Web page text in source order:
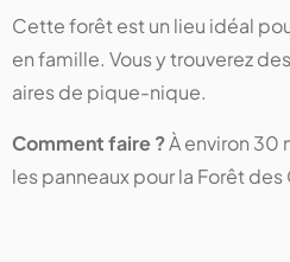
Cette forêt est un lieu idéal
en famille. Vous y trouverez
aires de pique-nique.
Comment faire ?À environ 30
les panneaux pour la Forêt des